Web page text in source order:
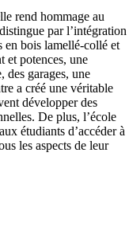
rend hommage au
par l’intégration
en bois lamellé-collé et
et potences, une
des garages, une
a créé une véritable
développer des
De plus, l’école
étudiants d’accéder à
les aspects de leur